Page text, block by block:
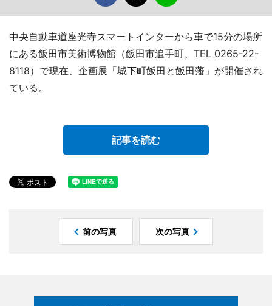
中央自動車道座光寺スマートインターから車で15分の場所
にある飯田市美術博物館（飯田市追手町、TEL 0265-22-
8118）で現在、企画展「城下町飯田と飯田藩」が開催され
ている。
記事を読む
前の写真 次の写真